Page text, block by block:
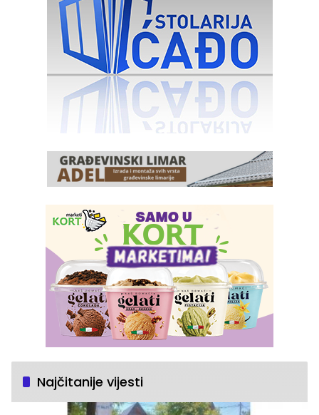
Najčitanije vijesti